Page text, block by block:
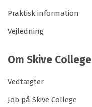
Praktisk information
Vejledning
Om Skive College
Vedtægter
Job på Skive College